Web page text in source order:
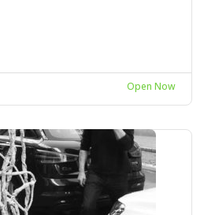
Open Now